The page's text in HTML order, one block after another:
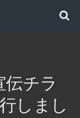
伝チラ
しまし